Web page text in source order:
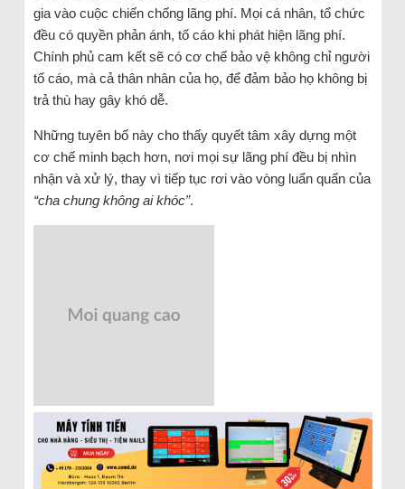
gia vào cuộc chiến chống lãng phí. Mọi cá nhân, tổ chức
đều có quyền phản ánh, tố cáo khi phát hiện lãng phí.
Chính phủ cam kết sẽ có cơ chế bảo vệ không chỉ người
tố cáo, mà cả thân nhân của họ, để đảm bảo họ không bị
trả thù hay gây khó dễ.
Những tuyên bố này cho thấy quyết tâm xây dựng một
cơ chế minh bạch hơn, nơi mọi sự lãng phí đều bị nhìn
nhận và xử lý, thay vì tiếp tục rơi vào vòng luẩn quẩn của
“cha chung không ai khóc”.